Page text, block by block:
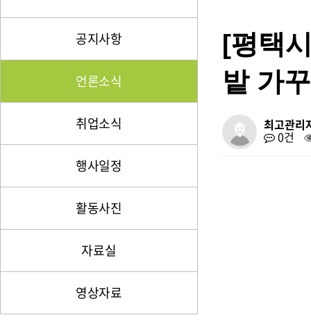
공지사항
언론소식
취업소식
행사일정
활동사진
자료실
영상자료
[평택
밭 가
최고관리
0건